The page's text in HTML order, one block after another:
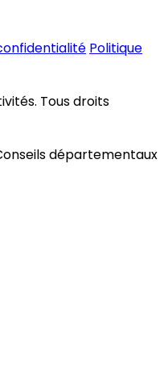
Politique
Tous droits
départementaux